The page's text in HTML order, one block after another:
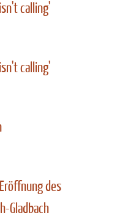
calling'
calling'
des
Gladbach